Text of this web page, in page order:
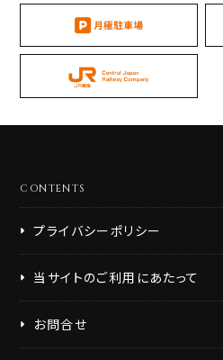
CONTENTS
プライバシーポリシー
当サイトのご利用にあたって
お問合せ